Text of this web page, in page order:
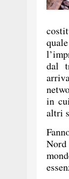
dal
in
altri